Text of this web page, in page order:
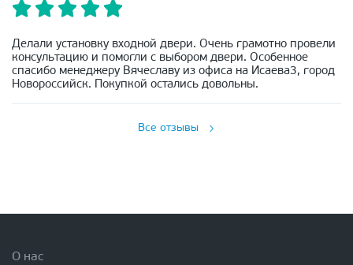
Делали установку входной двери. Очень грамотно провели
консультацию и помогли с выбором двери. Особенное
спасибо менеджеру Вячеславу из офиса на Исаева3, город
Новороссийск. Покупкой остались довольны.
Все отзывы
О нас